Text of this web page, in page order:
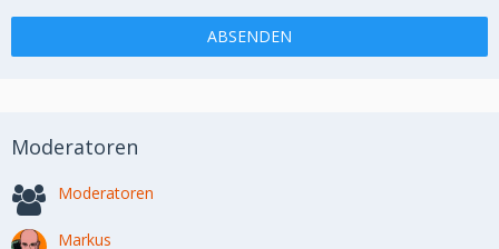
Moderatoren
Moderatoren
Markus